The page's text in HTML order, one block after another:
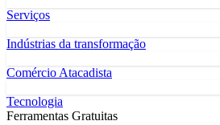
Serviços
Indústrias da transformação
Comércio Atacadista
Tecnologia
Ferramentas Gratuitas